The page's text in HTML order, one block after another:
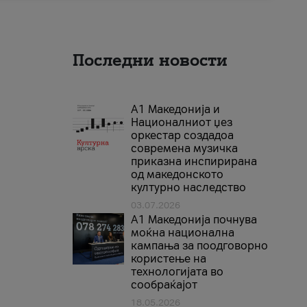
Последни новости
А1 Македонија и
Националниот џез
оркестар создадоа
современа музичка
приказна инспирирана
од македонското
културно наследство
03.07.2026
A1 Македонија почнува
моќна национална
кампања за поодговорно
користење на
технологијата во
сообраќајот
18.05.2026